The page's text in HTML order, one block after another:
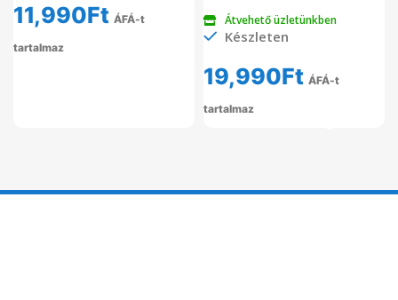
11,990Ft ÁFÁ-t
tartalmaz
Átvehető üzletünkben
Készleten
19,990Ft ÁFÁ-t
tartalmaz